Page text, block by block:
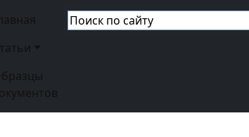
Основная навигация